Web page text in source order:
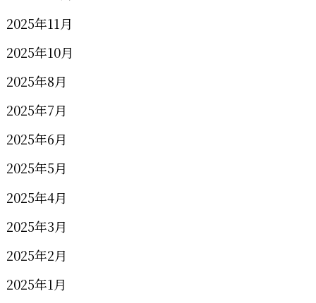
2025年11月
2025年10月
2025年8月
2025年7月
2025年6月
2025年5月
2025年4月
2025年3月
2025年2月
2025年1月